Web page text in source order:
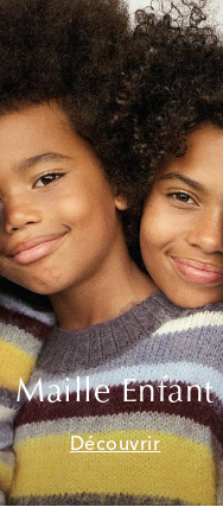
Maille Enfant
Découvrir